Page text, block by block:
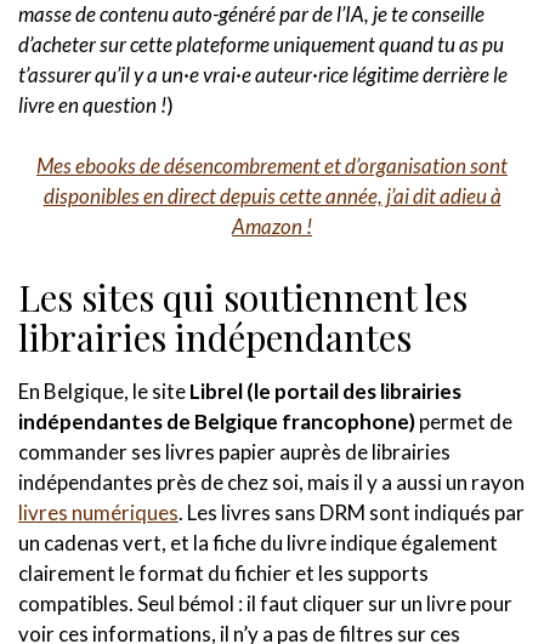
masse de contenu auto-généré par de l’IA, je te conseille
d’acheter sur cette plateforme uniquement quand tu as pu
t’assurer qu’il y a un·e vrai·e auteur·rice légitime derrière le
livre en question !)
Mes ebooks de désencombrement et d’organisation sont
disponibles en direct depuis cette année, j’ai dit adieu à
Amazon !
Les sites qui soutiennent les
librairies indépendantes
En Belgique, le siteLibrel (le portail des librairies
indépendantes de Belgique francophone)permet de
commander ses livres papier auprès de librairies
indépendantes près de chez soi, mais il y a aussi un rayon
livres numériques. Les livres sans DRM sont indiqués par
un cadenas vert, et la fiche du livre indique également
clairement le format du fichier et les supports
compatibles. Seul bémol : il faut cliquer sur un livre pour
voir ces informations, il n’y a pas de filtres sur ces